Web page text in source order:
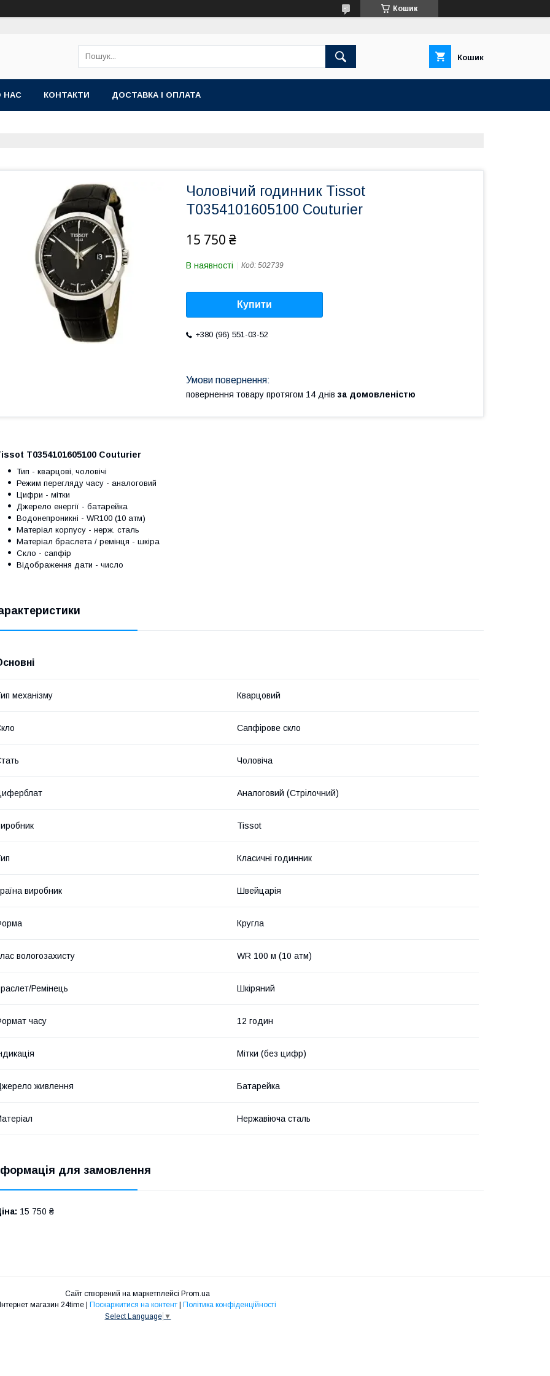
Кошик
Кошик
НАС КОНТАКТИ ДОСТАВКА І ОПЛАТА
Чоловічий годинник Tissot
T0354101605100 Couturier
15 750 ₴
В наявності Код: 502739
Купити
+380 (96) 551-03-52
повернення товару протягом 14 днів за домовленістю
T0354101605100 Couturier
Тип - кварцові, чоловічі
Режим перегляду часу - аналоговий
Цифри - мітки
Джерело енергії - батарейка
Водонепроникні - WR100 (10 атм)
Матеріал корпусу - нерж. сталь
Матеріал браслета / ремінця - шкіра
Скло - сапфір
Відображення дати - число
механізму Кварцовий
Сапфірове скло
Чоловіча
Аналоговий (Стрілочний)
Tissot
Класичні годинник
виробник Швейцарія
Кругла
вологозахисту WR 100 м (10 атм)
Ремінець Шкіряний
часу 12 годин
Мітки (без цифр)
живлення Батарейка
Нержавіюча сталь
для замовлення
15 750 ₴
Сайт створений на маркетплейсі Prom.ua
Інтернет магазин 24time | Поскаржитися на контент | Політика конфіденційності
Select Language ▼